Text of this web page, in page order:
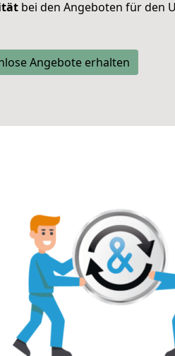
bei den Angeboten für den
Angebote erhalten